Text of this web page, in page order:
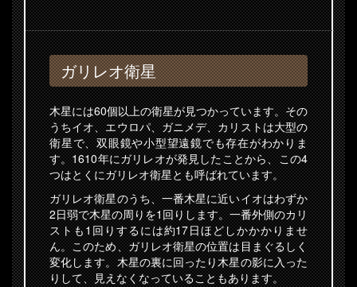
ガリレオ衛星
木星には60個以上の衛星が見つかっています。その
うちイオ、エウロパ、ガニメデ、カリストは大型の
衛星で、双眼鏡や小型望遠鏡でも存在がわかりま
す。1610年にガリレオが発見したことから、この4
つはとくにガリレオ衛星とも呼ばれています。
ガリレオ衛星のうち、一番木星に近いイオはわずか
2日弱で木星の周りを1回りします。一番外側のカリ
ストも1回りするには約17日ほどしかかかりませ
ん。このため、ガリレオ衛星の位置は目まぐるしく
変化します。木星の裏に回ったり木星の影に入った
りして、見えなくなっていることもあります。